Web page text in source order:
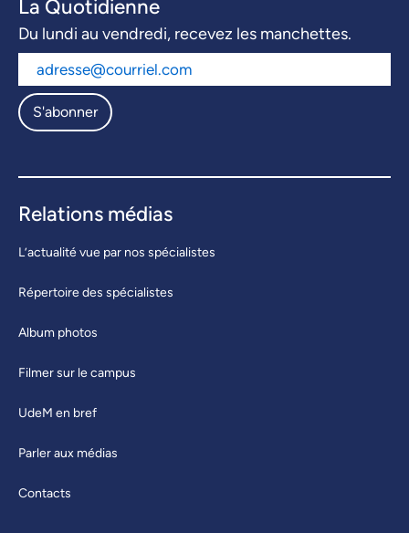
La Quotidienne
Du lundi au vendredi, recevez les manchettes.
S'abonner
Relations médias
L’actualité vue par nos spécialistes
Répertoire des spécialistes
Album photos
Filmer sur le campus
UdeM en bref
Parler aux médias
Contacts